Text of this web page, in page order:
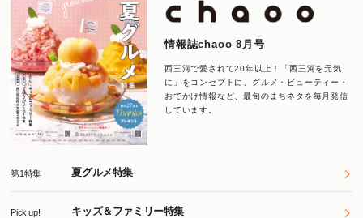
情報誌chaoo 8月号
西三河で愛されて20年以上！「西三河を元気
に」をコンセプトに、グルメ・ビューティー・
おでかけ情報など、最旬のまちネタを毎月発信
しています。
第1特集 夏グルメ特集
Pick up! キッズ＆ファミリー特集